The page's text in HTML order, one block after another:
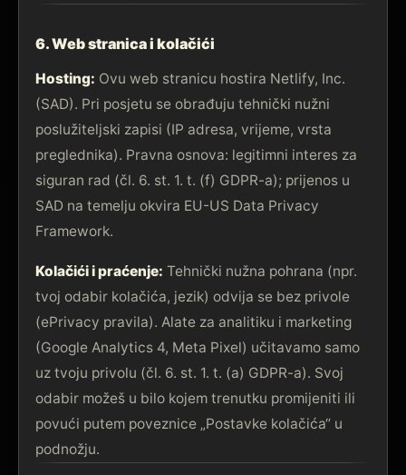
6. Web stranica i kolačići
Hosting: Ovu web stranicu hostira Netlify, Inc.
(SAD). Pri posjetu se obrađuju tehnički nužni
poslužiteljski zapisi (IP adresa, vrijeme, vrsta
preglednika). Pravna osnova: legitimni interes za
siguran rad (čl. 6. st. 1. t. (f) GDPR-a); prijenos u
SAD na temelju okvira EU-US Data Privacy
Framework.
Kolačići i praćenje: Tehnički nužna pohrana (npr.
tvoj odabir kolačića, jezik) odvija se bez privole
(ePrivacy pravila). Alate za analitiku i marketing
(Google Analytics 4, Meta Pixel) učitavamo samo
uz tvoju privolu (čl. 6. st. 1. t. (a) GDPR-a). Svoj
odabir možeš u bilo kojem trenutku promijeniti ili
povući putem poveznice „Postavke kolačića“ u
podnožju.